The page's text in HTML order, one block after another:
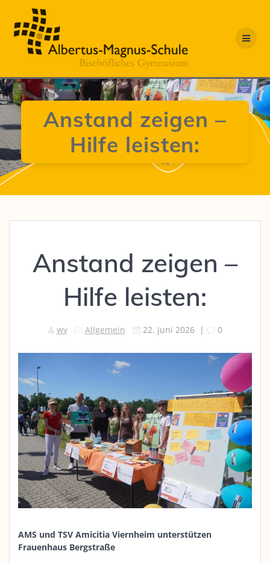
Anstand zeigen –
Hilfe leisten:
Anstand zeigen –
Hilfe leisten:
wv Allgemein 22. Juni 2026| 0
AMS und TSV Amicitia Viernheim unterstützen
Frauenhaus Bergstraße